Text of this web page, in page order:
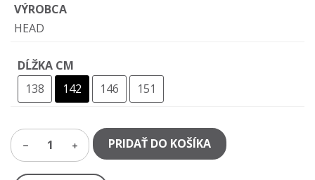
VÝROBCA
HEAD
DĹŽKA CM
138
142 146 151
1 PRIDAŤ DO KOŠÍKA